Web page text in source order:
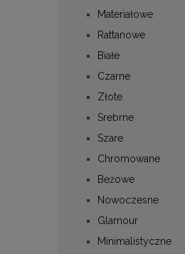
Materiałowe
Rattanowe
Białe
Czarne
Złote
Srebrne
Szare
Chromowane
Beżowe
Nowoczesne
Glamour
Minimalistyczne